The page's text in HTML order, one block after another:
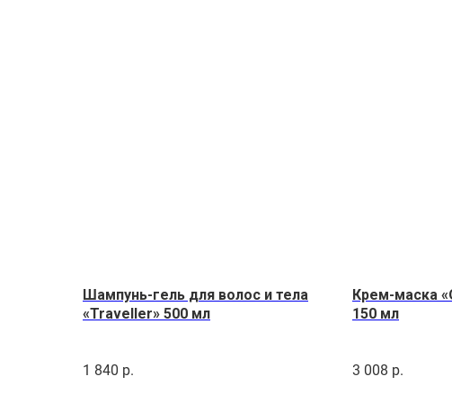
Шампунь-гель для волос и тела
«Traveller» 500 мл
1 840 р.
Крем-маска
150 мл
3 008 р.